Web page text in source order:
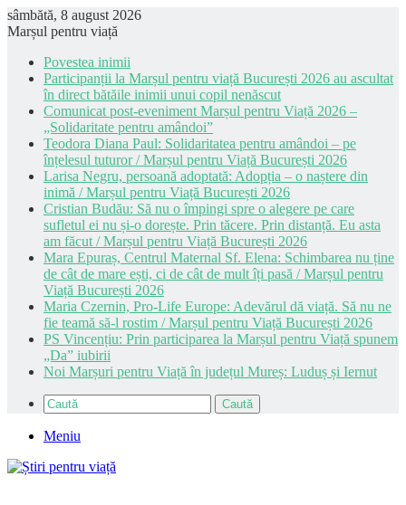
sâmbătă, 8 august 2026
Marșul pentru viață
Povestea inimii
Participanții la Marșul pentru viață București 2026 au ascultat
în direct bătăile inimii unui copil nenăscut
Comunicat post-eveniment Marșul pentru Viață 2026 –
„Solidaritate pentru amândoi”
Teodora Diana Paul: Solidaritatea pentru amândoi – pe
înțelesul tuturor / Marșul pentru Viață București 2026
Larisa Negru, persoană adoptată: Adopția – o naștere din
inimă / Marșul pentru Viață București 2026
Cristian Budău: Să nu o împingi spre o alegere pe care
sufletul ei nu și-o dorește. Prin tăcere. Prin distanță. Eu asta
am făcut / Marșul pentru Viață București 2026
Mara Epuraș, Centrul Maternal Sf. Elena: Schimbarea nu ține
de cât de mare ești, ci de cât de mult îți pasă / Marșul pentru
Viață București 2026
Maria Czernin, Pro-Life Europe: Adevărul dă viață. Să nu ne
fie teamă să-l rostim / Marșul pentru Viață București 2026
PS Vincențiu: Prin participarea la Marșul pentru Viață spunem
„Da” iubirii
Noi Marșuri pentru Viață în județul Mureș: Luduș și Iernut
Caută
Meniu